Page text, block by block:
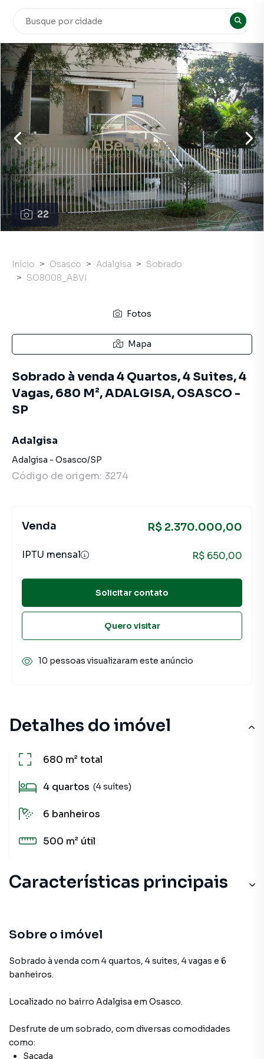
22
Detalhes do imóvel
680 m²total
4 quartos (4 suítes)
6 banheiros
500 m² útil
Características principais
Sobre o imóvel
Sobrado à venda com 4 quartos, 4 suites, 4 vagas e 6
banheiros.
Localizado no bairro Adalgisa em Osasco.
Desfrute de um sobrado, com diversas comodidades
como:
Sacada
Início Osasco Adalgisa
Sobrado
SO8008_ABVI
Fotos
Mapa
Sobrado à venda 4 Quartos, 4 Suites, 4
Vagas, 680 M², ADALGISA, OSASCO -
SP
Adalgisa
Adalgisa - Osasco/SP
Código de origem: 3274
Venda R$ 2.370.000,00
IPTU mensal R$ 650,00
Solicitar contato
Quero visitar
10 pessoas visualizaram este anúncio